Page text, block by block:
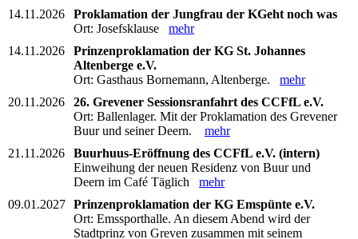
14.11.2026
Proklamation der Jungfrau der KGeht noch was
Ort: Josefsklause mehr
14.11.2026
Prinzenproklamation der KG St. Johannes
Altenberge e.V.
Ort: Gasthaus Bornemann, Altenberge. mehr
20.11.2026
26. Grevener Sessionsranfahrt des CCFfL e.V.
Ort: Ballenlager. Mit der Proklamation des Grevener
Buur und seiner Deern. mehr
21.11.2026
Buurhuus-Eröffnung des CCFfL e.V. (intern)
Einweihung der neuen Residenz von Buur und
Deern im Café Täglich mehr
09.01.2027 Prinzenproklamation der KG Emspünte e.V.
Ort: Emssporthalle. An diesem Abend wird der
Stadtprinz von Greven zusammen mit seinem